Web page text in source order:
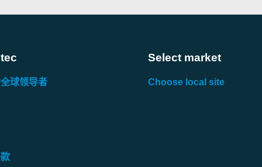
球领导者
Select market
Choose local site